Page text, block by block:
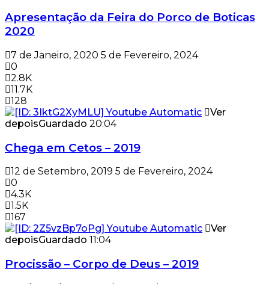
Apresentação da Feira do Porco de Boticas
2020
7 de Janeiro, 2020 5 de Fevereiro, 2024
0
2.8K
11.7K
128
Ver
depoisGuardado 20:04
Chega em Cetos – 2019
12 de Setembro, 2019 5 de Fevereiro, 2024
0
4.3K
1.5K
167
Ver
depoisGuardado 11:04
Procissão – Corpo de Deus – 2019